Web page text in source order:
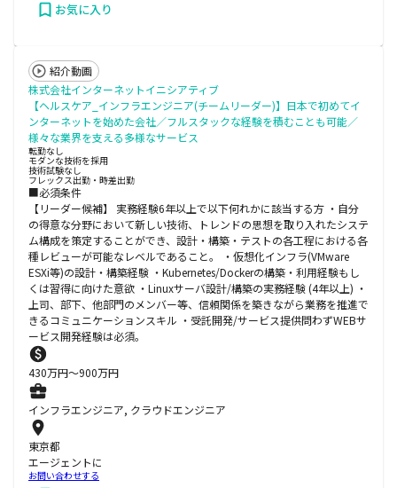
お気に入り
紹介動画
株式会社インターネットイニシアティブ
【ヘルスケア_インフラエンジニア(チームリーダー)】日本で初めてイ
ンターネットを始めた会社／フルスタックな経験を積むことも可能／
様々な業界を支える多様なサービス
転勤なし
モダンな技術を採用
技術試験なし
フレックス出勤・時差出勤
■必須条件
【リーダー候補】 実務経験6年以上で以下何れかに該当する方 ・自分
の得意な分野において新しい技術、トレンドの思想を取り入れたシステ
ム構成を策定することができ、設計・構築・テストの各工程における各
種レビューが可能なレベルであること。 ・仮想化インフラ(VMware
ESXi等)の設計・構築経験 ・Kubernetes/Dockerの構築・利用経験もし
くは習得に向けた意欲 ・Linuxサーバ設計/構築の実務経験 (4年以上) ・
上司、部下、他部門のメンバー等、信頼関係を築きながら業務を推進で
きるコミュニケーションスキル ・受託開発/サービス提供問わずWEBサ
ービス開発経験は必須。
430万円〜900万円
インフラエンジニア, クラウドエンジニア
東京都
エージェントに
お問い合わせする